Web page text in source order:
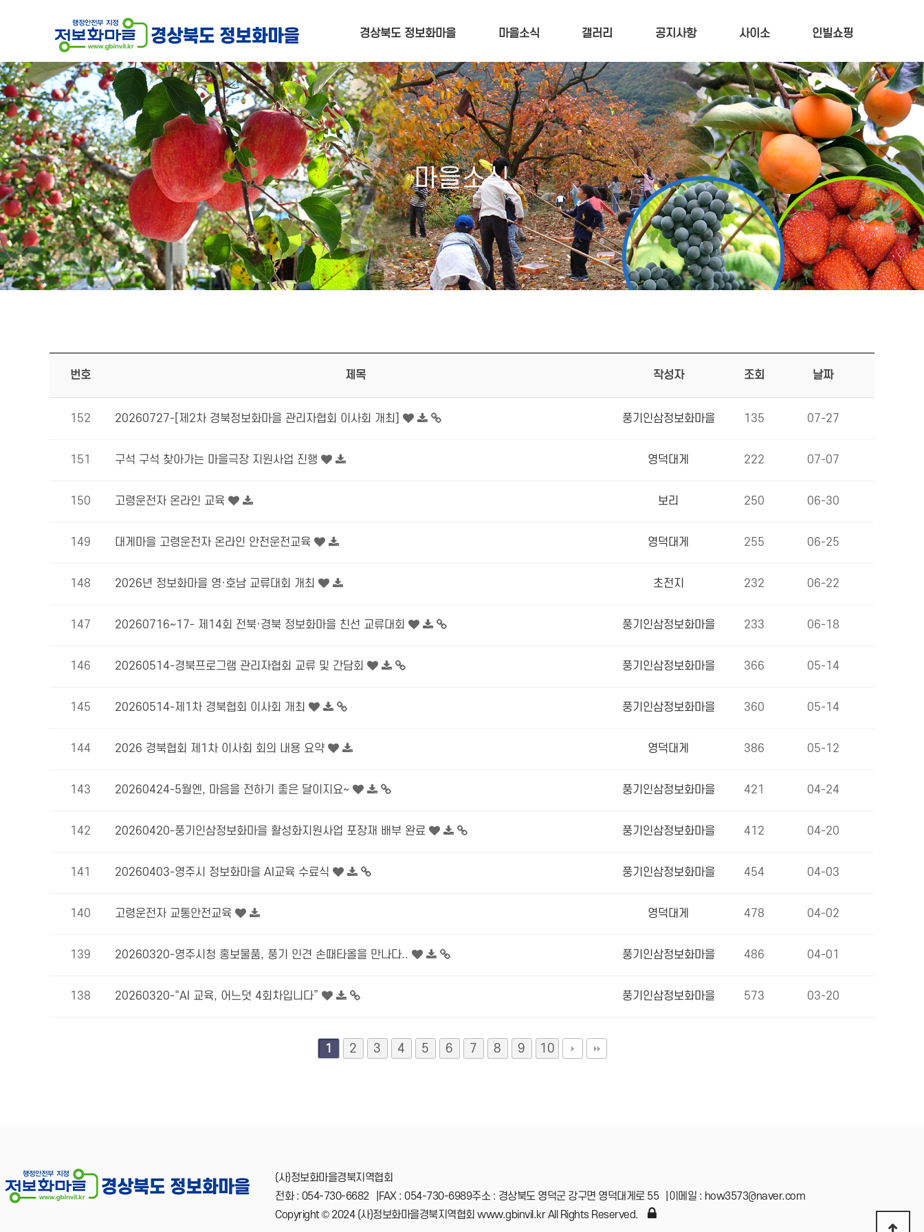
경상북도 정보화마을 마을소식 갤러리 공지사항 사이소 인빌쇼핑
마을소식
마을소식
번호 제목 작성자 조회 날짜
152 20260727-[제2차 경북정보화마을 관리자협회 이사회 개최] 풍기인삼정보화마을 135 07-27
151 구석 구석 찾아가는 마을극장 지원사업 진행 영덕대게 222 07-07
150 고령운전자 온라인 교육 보리 250 06-30
149 대게마을 고령운전자 온라인 안전운전교육 영덕대게 255 06-25
148 2026년 정보화마을 영·호남 교류대회 개최 초전지 232 06-22
147 20260716~17- 제14회 전북·경북 정보화마을 친선 교류대회 풍기인삼정보화마을 233 06-18
146 20260514-경북프로그램 관리자협회 교류 및 간담회 풍기인삼정보화마을 366 05-14
145 20260514-제1차 경북협회 이사회 개최 풍기인삼정보화마을 360 05-14
144 2026 경북협회 제1차 이사회 회의 내용 요약 영덕대게 386 05-12
143 20260424-5월엔, 마음을 전하기 좋은 달이지요~ 풍기인삼정보화마을 421 04-24
142 20260420-풍기인삼정보화마을 활성화지원사업 포장재 배부 완료 풍기인삼정보화마을 412 04-20
141 20260403-영주시 정보화마을 AI교육 수료식 풍기인삼정보화마을 454 04-03
140 고령운전자 교통안전교육 영덕대게 478 04-02
139 20260320-영주시청 홍보물품, 풍기 인견 손때타올을 만나다.. 풍기인삼정보화마을 486 04-01
138 20260320-“AI 교육, 어느덧 4회차입니다” 풍기인삼정보화마을 573 03-20
1 2 3 4 5 6 7 8 9 10
(사)정보화마을경북지역협회
전화 : 054-730-6682
FAX : 054-730-6989주소 : 경상북도 영덕군 강구면 영덕대게로 55
이메일 : how3573@naver.com
Copyright © 2024 (사)정보화마을경북지역협회 www.gbinvil.kr All Rights Reserved.